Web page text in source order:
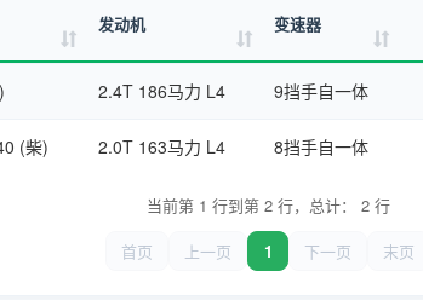
发动机 变速器
2.4T 186马力 L4 9挡手自一体
(柴) 2.0T 163马力 L4 8挡手自一体
当前第 1 行到第 2 行，总计： 2 行
首页
上一页 1 下一页 末页